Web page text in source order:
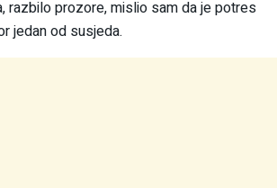
razbilo prozore, mislio sam da je potres
jedan od susjeda.